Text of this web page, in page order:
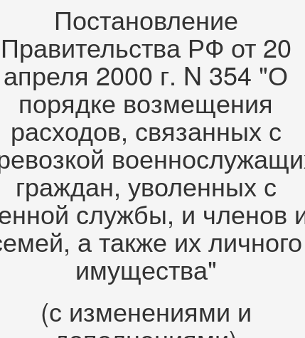
Постановление
Правительства РФ от 20
апреля 2000 г. N 354 "О
порядке возмещения
расходов, связанных с
граждан, уволенных с
службы, и членов
а также их личного
имущества"
(с изменениями и